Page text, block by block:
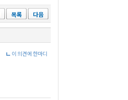
목록 다음
이 의견에 한마디